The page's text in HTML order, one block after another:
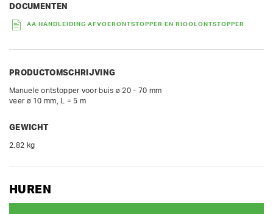
DOCUMENTEN
AA HANDLEIDING AFVOERONTSTOPPER EN RIOOLONTSTOPPER
PRODUCTOMSCHRIJVING
Manuele ontstopper voor buis ø 20 - 70 mm
veer ø 10 mm, L = 5 m
GEWICHT
2.82 kg
HUREN